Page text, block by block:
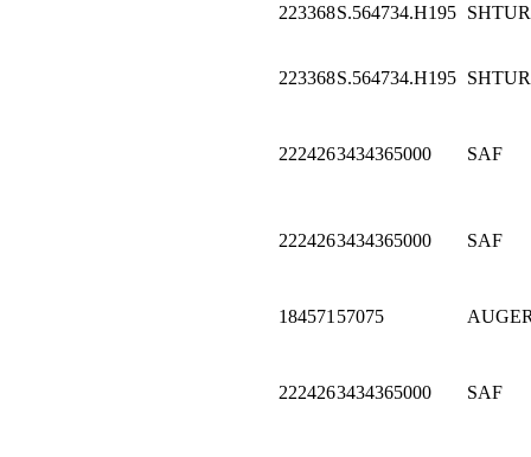
223368S.564734.H195
223368S.564734.H195
2224263434365000 SAF
2224263434365000 SAF
184571 57075
2224263434365000 SAF